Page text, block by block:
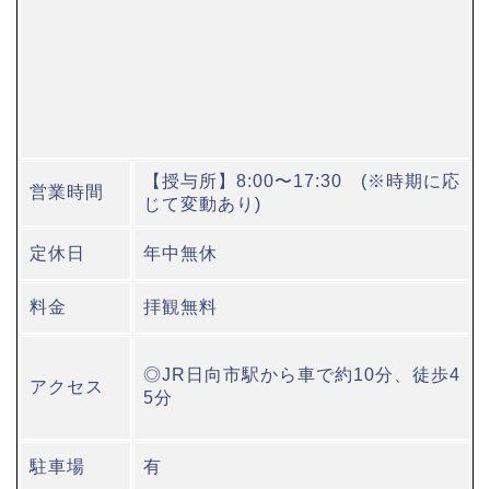
営業時間
【授与所】8:00〜17:30 (※時期に応
じて変動あり)
定休日 年中無休
料金 拝観無料
アクセス
◎JR日向市駅から車で約10分、徒歩4
5分
駐車場 有